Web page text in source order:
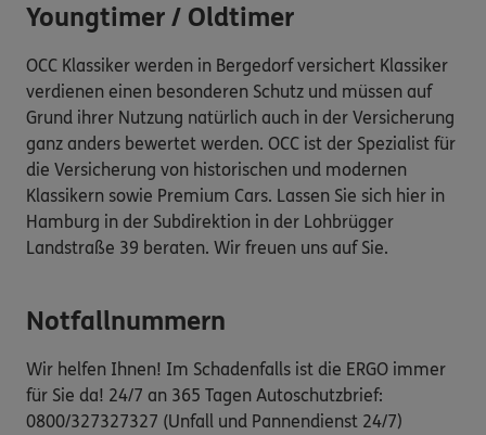
Youngtimer / Oldtimer
OCC Klassiker werden in Bergedorf versichert Klassiker
verdienen einen besonderen Schutz und müssen auf
Grund ihrer Nutzung natürlich auch in der Versicherung
ganz anders bewertet werden. OCC ist der Spezialist für
die Versicherung von historischen und modernen
Klassikern sowie Premium Cars. Lassen Sie sich hier in
Hamburg in der Subdirektion in der Lohbrügger
Landstraße 39 beraten. Wir freuen uns auf Sie.
Notfallnummern
Wir helfen Ihnen! Im Schadenfalls ist die ERGO immer
für Sie da! 24/7 an 365 Tagen Autoschutzbrief:
0800/327327327 (Unfall und Pannendienst 24/7)